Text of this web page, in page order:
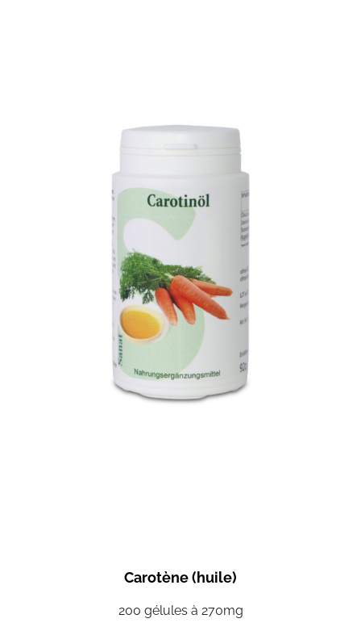
Carotène (huile)
200 gélules à 270mg